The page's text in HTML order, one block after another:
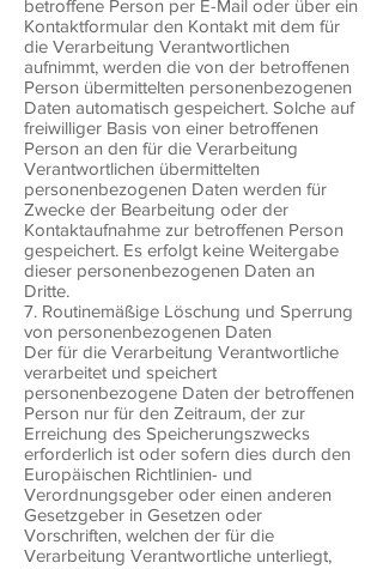
betroffene Person per E-Mail oder über ein
Kontaktformular den Kontakt mit dem für
die Verarbeitung Verantwortlichen
aufnimmt, werden die von der betroffenen
Person übermittelten personenbezogenen
Daten automatisch gespeichert. Solche auf
freiwilliger Basis von einer betroffenen
Person an den für die Verarbeitung
Verantwortlichen übermittelten
personenbezogenen Daten werden für
Zwecke der Bearbeitung oder der
Kontaktaufnahme zur betroffenen Person
gespeichert. Es erfolgt keine Weitergabe
dieser personenbezogenen Daten an
Dritte.
7. Routinemäßige Löschung und Sperrung
von personenbezogenen Daten
Der für die Verarbeitung Verantwortliche
verarbeitet und speichert
personenbezogene Daten der betroffenen
Person nur für den Zeitraum, der zur
Erreichung des Speicherungszwecks
erforderlich ist oder sofern dies durch den
Europäischen Richtlinien- und
Verordnungsgeber oder einen anderen
Gesetzgeber in Gesetzen oder
Vorschriften, welchen der für die
Verarbeitung Verantwortliche unterliegt,